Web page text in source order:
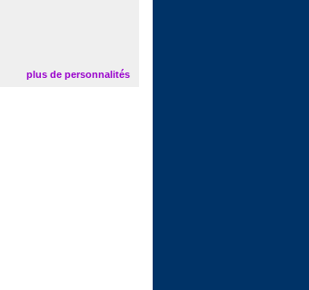
plus de personnalités